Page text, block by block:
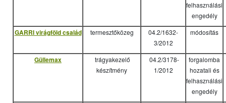
felhasználási
engedély
GARRI virágföld család termesztőközeg
04.2/1632-
3/2012
módosítás
Güllemax
trágyakezelő
készítmény
04.2/3178-
1/2012
forgalomba
hozatali és
felhasználási
engedély